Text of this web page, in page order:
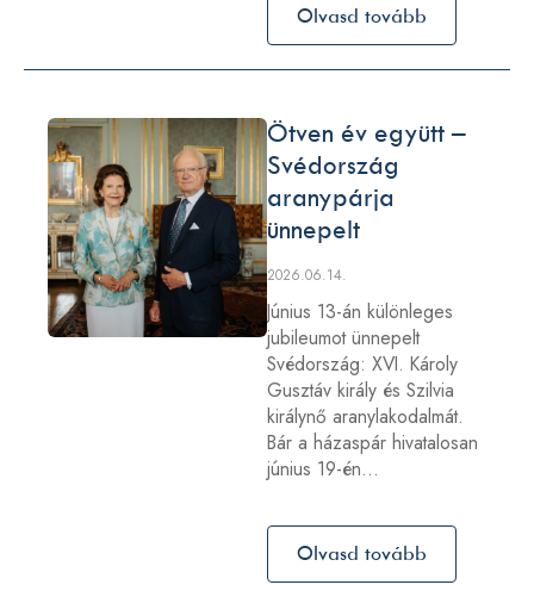
Olvasd tovább
Ötven év együtt –
Svédország
aranypárja
ünnepelt
2026.06.14.
Június 13-án különleges
jubileumot ünnepelt
Svédország: XVI. Károly
Gusztáv király és Szilvia
királynő aranylakodalmát.
Bár a házaspár hivatalosan
június 19-én…
Olvasd tovább